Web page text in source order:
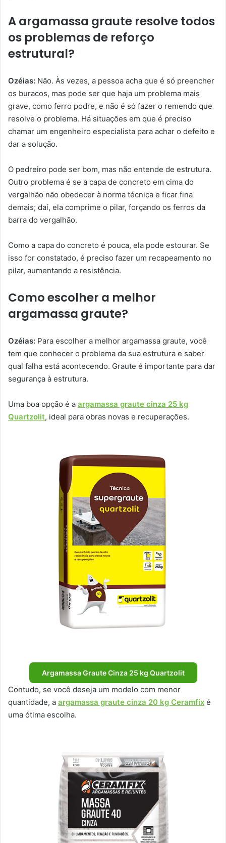
A argamassa graute resolve todos
os problemas de reforço
estrutural?
Ozéias: Não. Às vezes, a pessoa acha que é só preencher
os buracos, mas pode ser que haja um problema mais
grave, como ferro podre, e não é só fazer o remendo que
resolve o problema. Há situações em que é preciso
chamar um engenheiro especialista para achar o defeito e
dar a solução.
O pedreiro pode ser bom, mas não entende de estrutura.
Outro problema é se a capa de concreto em cima do
vergalhão não obedecer à norma técnica e ficar fina
demais; daí, ela comprime o pilar, forçando os ferros da
barra do vergalhão.
Como a capa do concreto é pouca, ela pode estourar. Se
isso for constatado, é preciso fazer um recapeamento no
pilar, aumentando a resistência.
Como escolher a melhor
argamassa graute?
Ozéias: Para escolher a melhor argamassa graute, você
tem que conhecer o problema da sua estrutura e saber
qual falha está acontecendo. Graute é importante para dar
segurança à estrutura.
Uma boa opção é a argamassa graute cinza 25 kg
Quartzolit, ideal para obras novas e recuperações.
Argamassa Graute Cinza 25 kg Quartzolit
Contudo, se você deseja um modelo com menor
quantidade, a argamassa graute cinza 20 kg Ceramfix é
uma ótima escolha.